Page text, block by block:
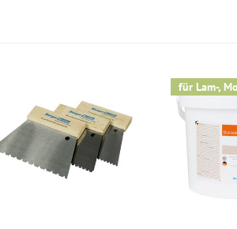
Küche:
Badezimmer:
Keller:
Gewerbe (gering beansprucht):
für Lam-,